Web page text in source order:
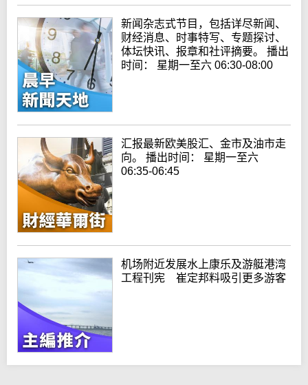
新闻杂志式节目，包括详尽新闻、
财经消息、时事特写、专题探讨、
体坛快讯、报章和社评摘要。 播出
时间： 星期一至六 06:30-08:00
汇报最新欧美股汇、金市及油市走
向。 播出时间： 星期一至六
06:35-06:45
机场附近发展水上康乐及游艇港湾
工程刊宪 崔定邦料吸引更多游客